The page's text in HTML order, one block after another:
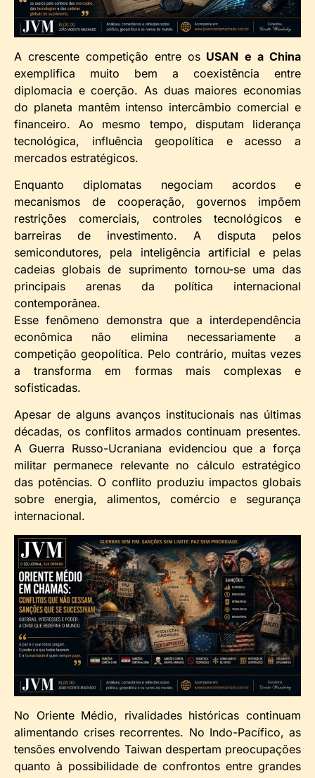
A crescente competição entre os USAN e a China
exemplifica muito bem a coexistência entre
diplomacia e coerção. As duas maiores economias
do planeta mantêm intenso intercâmbio comercial e
financeiro. Ao mesmo tempo, disputam liderança
tecnológica, influência geopolítica e acesso a
mercados estratégicos.
Enquanto diplomatas negociam acordos e
mecanismos de cooperação, governos impõem
restrições comerciais, controles tecnológicos e
barreiras de investimento. A disputa pelos
semicondutores, pela inteligência artificial e pelas
cadeias globais de suprimento tornou-se uma das
principais arenas da política internacional
contemporânea.
Esse fenômeno demonstra que a interdependência
econômica não elimina necessariamente a
competição geopolítica. Pelo contrário, muitas vezes
a transforma em formas mais complexas e
sofisticadas.
Apesar de alguns avanços institucionais nas últimas
décadas, os conflitos armados continuam presentes.
A Guerra Russo-Ucraniana evidenciou que a força
militar permanece relevante no cálculo estratégico
das potências. O conflito produziu impactos globais
sobre energia, alimentos, comércio e segurança
internacional.
No Oriente Médio, rivalidades históricas continuam
alimentando crises recorrentes. No Indo-Pacífico, as
tensões envolvendo Taiwan despertam preocupações
quanto à possibilidade de confrontos entre grandes